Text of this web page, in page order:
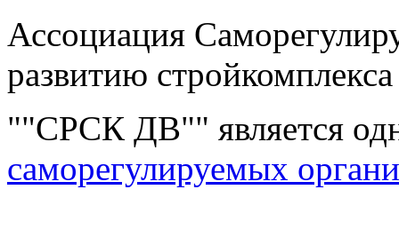
Ассоциация
развитию
""СРСК ДВ"" является
саморегулируемых